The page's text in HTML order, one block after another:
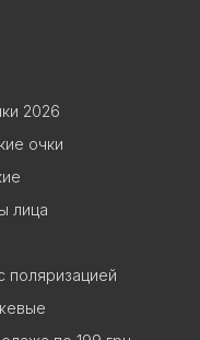
2026
очки
лица
поляризацией